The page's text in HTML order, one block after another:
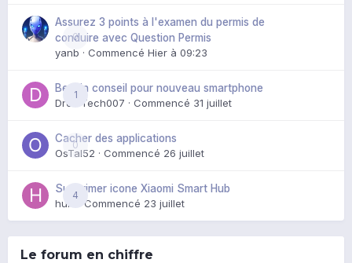
0
Assurez 3 points à l'examen du permis de
conduire avec Question Permis
yanb · Commencé Hier à 09:23
1
Besoin conseil pour nouveau smartphone
DroidTech007 · Commencé 31 juillet
0
Cacher des applications
OsTal52 · Commencé 26 juillet
4
Supprimer icone Xiaomi Smart Hub
huik · Commencé 23 juillet
Le forum en chiffre